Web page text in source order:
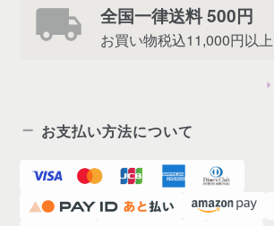
全国一律送料 500円
お買い物税込11,000円以
お支払い方法について